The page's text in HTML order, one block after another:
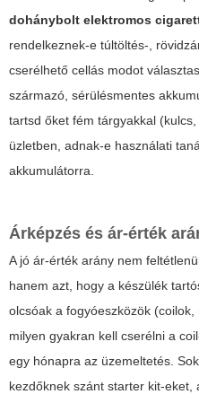
dohánybolt elektromos
rendelkeznek-e túltöltés-,
cserélhető cellás modot
származó, sérülésmentes
tartsd őket fém tárgyakkal
üzletben, adnak-e használati
akkumulátorra.
Árképzés és ár-érték
A jó ár-érték arány nem
hanem azt, hogy a készülék
olcsóak a fogyóeszközök
milyen gyakran kell cserélni a
egy hónapra az üzemeltetés.
kezdőknek szánt starter kit-eket,